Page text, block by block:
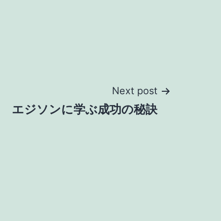
Next post
エジソンに学ぶ成功の秘訣